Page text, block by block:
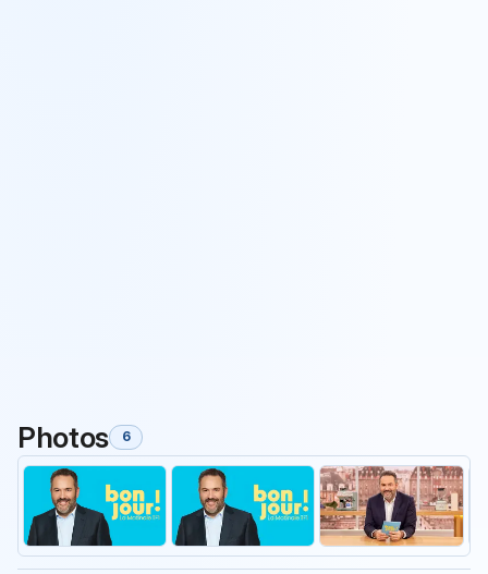
Photos 6